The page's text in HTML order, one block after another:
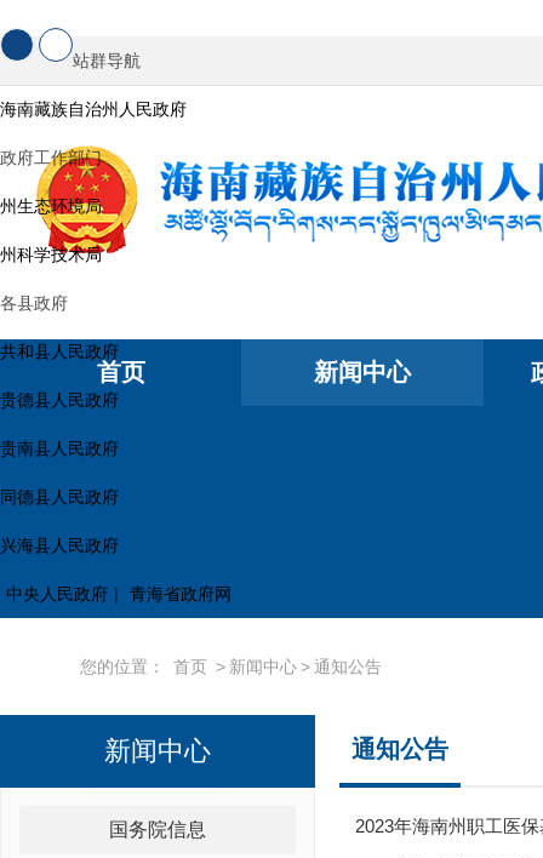
站群导航
海南藏族自治州人民政府
政府工作部门
州生态环境局
州科学技术局
各县政府
共和县人民政府
贵德县人民政府
贵南县人民政府
同德县人民政府
兴海县人民政府
中央人民政府 | 青海省政府网
首页 新闻中心
您的位置： 首页 > 新闻中心>通知公告
新闻中心
国务院信息
通知公告
2023年海南州职工医